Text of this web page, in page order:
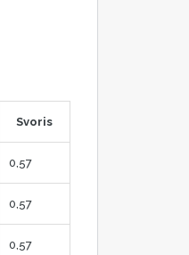
Svoris
0,57
0,57
0,57